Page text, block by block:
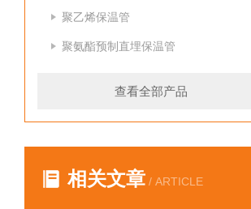
聚乙烯保温管
聚氨酯预制直埋保温管
查看全部产品
相关文章 / ARTICLE